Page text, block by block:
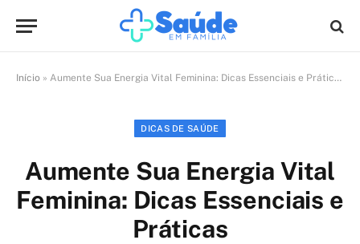
Início » Aumente Sua Energia Vital Feminina: Dicas Essenciais e Práticas
DICAS DE SAÚDE
Aumente Sua Energia Vital
Feminina: Dicas Essenciais e
Práticas